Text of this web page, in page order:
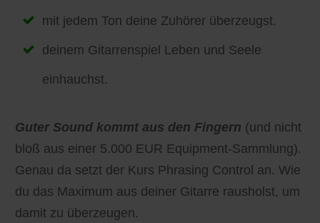
mit jedem Ton deine Zuhörer überzeugst.
deinem Gitarrenspiel Leben und Seele
einhauchst.
Guter Sound kommt aus den Fingern (und nicht
bloß aus einer 5.000 EUR Equipment-Sammlung).
Genau da setzt der Kurs Phrasing Control an. Wie
du das Maximum aus deiner Gitarre rausholst, um
damit zu überzeugen.